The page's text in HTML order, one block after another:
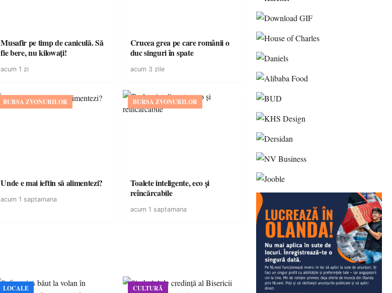
Musafir pe timp de caniculă. Să
fie bere, nu kilowați!
acum 1 zi
Crucea grea pe care românii o
duc singuri în spate
acum 3 zile
BURSA ZVONURILOR
Unde e mai ieftin să alimentezi?
acum 1 saptamana
BURSA ZVONURILOR
Toalete inteligente, eco și
reîncărcabile
acum 1 saptamana
LOCALE CULTURĂ